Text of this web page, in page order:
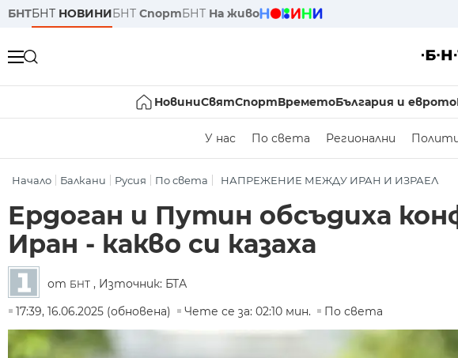
БНТБНТ НОВИНИБНТ СпортБНТ На живо
НовиниСвятСпортВреметоБългария и еврото
У нас По света Регионални
Начало Балкани Русия По света НАПРЕЖЕНИЕ МЕЖДУ ИРАН И ИЗРАЕЛ
Ердоган и Путин обсъдиха
Иран - какво си казаха
от БНТ , Източник: БТА
17:39, 16.06.2025 (обновена)
Чете се за: 02:10 мин. По света